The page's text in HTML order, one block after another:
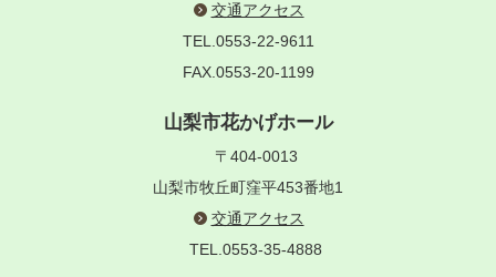
交通アクセス
TEL.0553-22-9611
FAX.0553-20-1199
山梨市花かげホール
〒404-0013
山梨市牧丘町窪平453番地1
交通アクセス
TEL.0553-35-4888